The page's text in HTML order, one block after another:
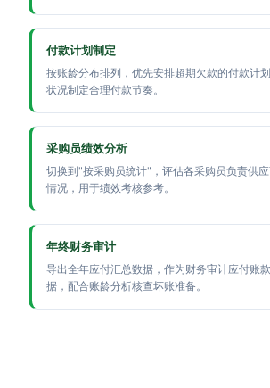
付款计划制定
按账龄分布排列，优先安排超期欠款的付款计
状况制定合理付款节奏。
采购员绩效分析
切换到"按采购员统计"，评估各采购员负责供
情况，用于绩效考核参考。
年终财务审计
导出全年应付汇总数据，作为财务审计应付账
据，配合账龄分析核查坏账准备。